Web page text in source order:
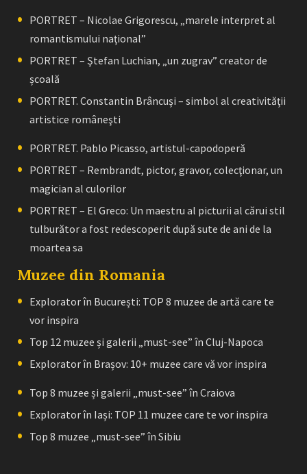
PORTRET – Nicolae Grigorescu, „marele interpret al
romantismului naţional”
PORTRET – Ştefan Luchian, „un zugrav” creator de
școală
PORTRET. Constantin Brâncuşi – simbol al creativităţii
artistice româneşti
PORTRET. Pablo Picasso, artistul-capodoperă
PORTRET – Rembrandt, pictor, gravor, colecţionar, un
magician al culorilor
PORTRET – El Greco: Un maestru al picturii al cărui stil
tulburător a fost redescoperit după sute de ani de la
moartea sa
Muzee din Romania
Explorator în București: TOP 8 muzee de artă care te
vor inspira
Top 12 muzee și galerii „must-see” în Cluj-Napoca
Explorator în Brașov: 10+ muzee care vă vor inspira
Top 8 muzee și galerii „must-see” în Craiova
Explorator în Iași: TOP 11 muzee care te vor inspira
Top 8 muzee „must-see” în Sibiu